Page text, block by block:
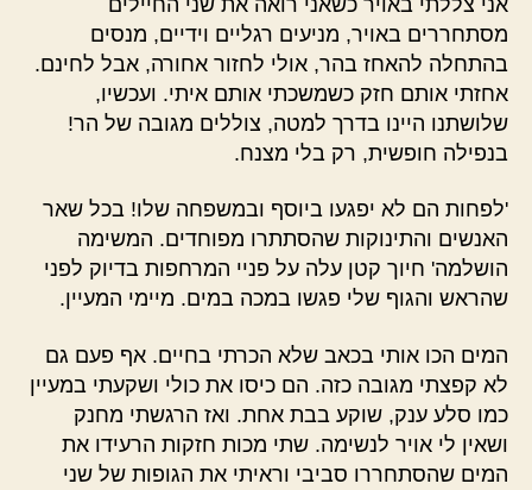
מסתחררים באויר, מניעים רגליים וידיים, מנסים
בהתחלה להאחז בהר, אולי לחזור אחורה, אבל לחינם.
אחזתי אותם חזק כשמשכתי אותם איתי. ועכשיו,
שלושתנו היינו בדרך למטה, צוללים מגובה של הר!
בנפילה חופשית, רק בלי מצנח.
'לפחות הם לא יפגעו ביוסף ובמשפחה שלו! בכל שאר
האנשים והתינוקות שהסתתרו מפוחדים. המשימה
הושלמה' חיוך קטן עלה על פניי המרחפות בדיוק לפני
שהראש והגוף שלי פגשו במכה במים. מיימי המעיין.
המים הכו אותי בכאב שלא הכרתי בחיים. אף פעם גם
לא קפצתי מגובה כזה. הם כיסו את כולי ושקעתי במעיין
כמו סלע ענק, שוקע בבת אחת. ואז הרגשתי מחנק
ושאין לי אויר לנשימה. שתי מכות חזקות הרעידו את
המים שהסתחררו סביבי וראיתי את הגופות של שני